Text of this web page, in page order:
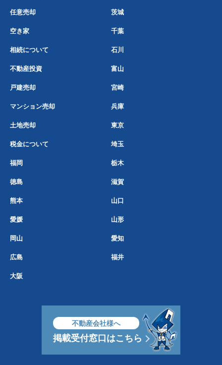
任意売却 茨城
空き家 千葉
相続について 石川
不動産投資 富山
戸建売却 宮崎
マンション売却 兵庫
土地売却 東京
税金について 埼玉
福岡 栃木
徳島 滋賀
熊本 山口
愛媛 山形
岡山 愛知
広島 福井
大阪
不動産会社様へ
掲載受付窓口はこちら